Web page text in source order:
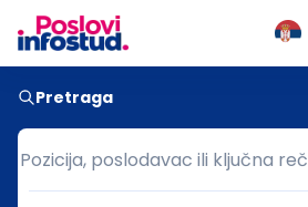
Pretraga
Pozicija, poslodavac ili ključna reč
Pozicija, poslodavac ili ključna reč